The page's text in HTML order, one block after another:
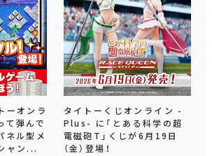
ーオンラ
て弾んで
ネル型メ
ャン...
タイトーくじオンライン -
Plus- に「とある科学の超
電磁砲T」くじが6月19日
（金）登場！